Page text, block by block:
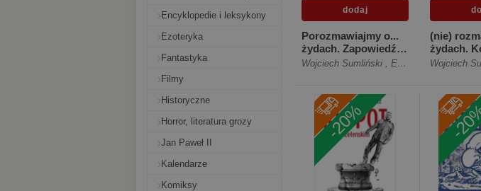
Encyklopedie i leksykony
Ezoteryka
Fantastyka
Filmy
Historyczne
Horror, literatura grozy
Jan Paweł II
Kalendarze
Komiksy
Porozmawiajmy o...
żydach. Zapowiedź
[Miękka]
Wojciech Sumliński , Ewa Kurek
(nie)
żydach.
[Miękka]
Wojciech
-20% -